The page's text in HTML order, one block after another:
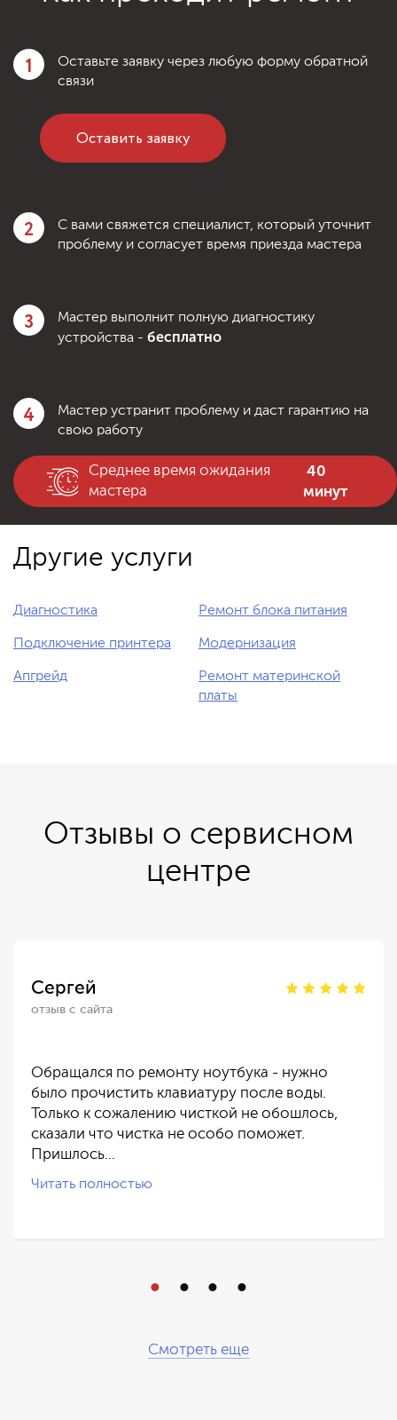
Другие услуги
Диагностика Ремонт блока питания
Подключение принтера Модернизация
Апгрейд
Ремонт материнской
платы
1
Оставьте заявку через любую форму обратной
связи
Оставить заявку
2
С вами свяжется специалист, который уточнит
проблему и согласует время приезда мастера
3
Мастер выполнит полную диагностику
устройства - бесплатно
4
Мастер устранит проблему и даст гарантию на
свою работу
Среднее время ожидания
мастера
40
минут
Отзывы о сервисном
центре
Сергей
отзыв с сайта
Обращался по ремонту ноутбука - нужно
было прочистить клавиатуру после воды.
Только к сожалению чисткой не обошлось,
сказали что чистка не особо поможет.
Пришлось…
Читать полностью
Смотреть еще